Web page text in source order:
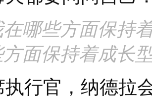
的意愿
为，成长型
，而是一种